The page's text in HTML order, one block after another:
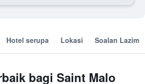
Hotel serupa Lokasi Soalan Lazim
bagi Saint Malo